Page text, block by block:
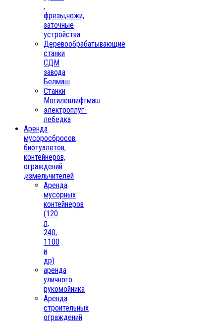
,
фрезы,ножи,
заточные
устройства
Деревообрабатывающие
станки
СДМ
завода
Белмаш
Станки
Могилевлифтмаш
электроплуг-
лебедка
Аренда
мусоросбросов,
биотуалетов,
контейнеров,
ограждений
,измельчителей
Аренда
мусорных
контейнеров
(120
л,
240,
1100
и
др)
аренда
уличного
рукомойника
Аренда
строительных
ограждений